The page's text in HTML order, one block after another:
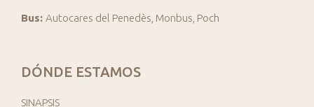
Bus: Autocares del Penedès, Monbus, Poch
DÓNDE ESTAMOS
SINAPSIS